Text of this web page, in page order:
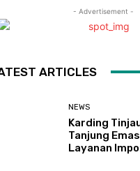
- Advertisement -
ARTICLES
NEWS
Karding
Tanjung
Layanan